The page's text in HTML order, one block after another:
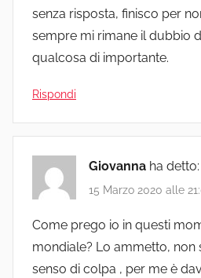
senza risposta, finisco per
sempre mi rimane il dubbio
qualcosa di importante.
Rispondi
Giovanna ha detto:
15 Marzo 2020 alle
Come prego io in questi
mondiale? Lo ammetto, non
senso di colpa , per me è